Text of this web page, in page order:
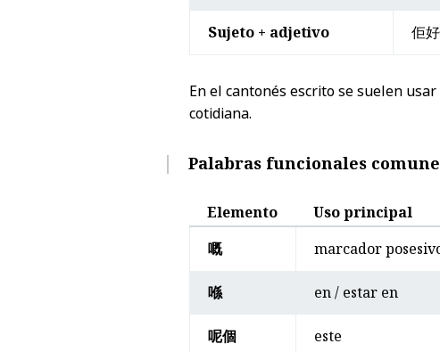
Sujeto + adjetivo 佢好
En el cantonés escrito se suelen
cotidiana.
Palabras funcionales
Elemento Uso principal
嘅
marcador
喺 en / estar en
呢個 este